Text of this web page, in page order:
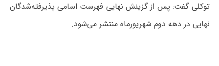
توکلی گفت: پس از گزینش نهایی فهرست اسامی پذیرفته‌شدگان
نهایی در دهه دوم شهریورماه منتشر می‌شود.